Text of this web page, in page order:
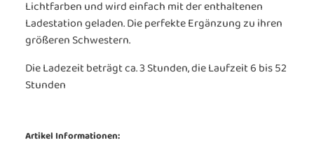
Lichtfarben und wird einfach mit der enthaltenen
Ladestation geladen. Die perfekte Ergänzung zu ihren
größeren Schwestern.
Die Ladezeit beträgt ca. 3 Stunden, die Laufzeit 6 bis 52
Stunden
Artikel Informationen: